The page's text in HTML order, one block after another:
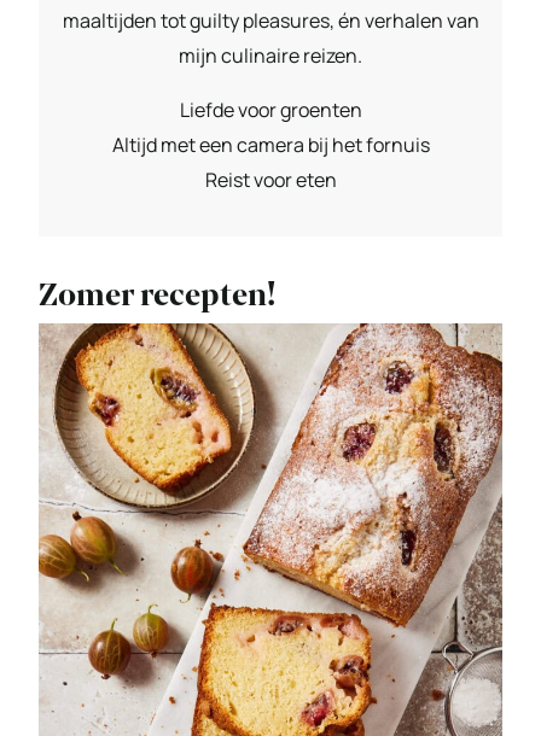
maaltijden tot guilty pleasures, én verhalen van
mijn culinaire reizen.
Liefde voor groenten
Altijd met een camera bij het fornuis
Reist voor eten
Zomer recepten!